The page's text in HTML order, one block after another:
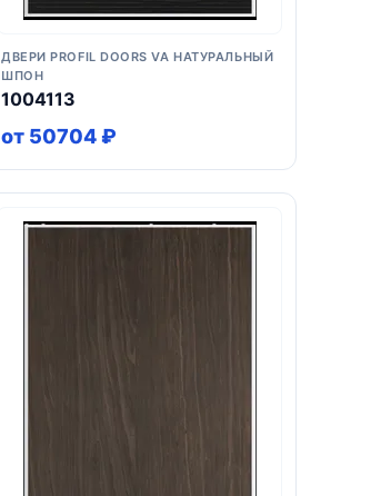
ДВЕРИ PROFIL DOORS VA НАТУРАЛЬНЫЙ
ШПОН
1004113
от 50704 ₽